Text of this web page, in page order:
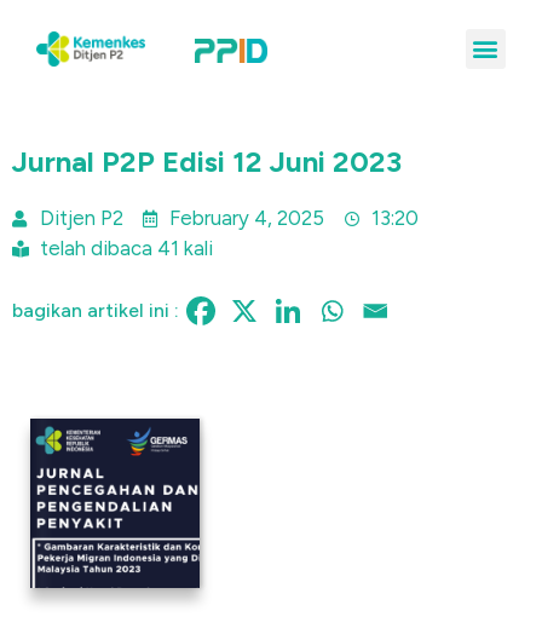
Jurnal P2P Edisi 12 Juni 2023
Ditjen P2 February 4, 2025
13:20
telah dibaca 41 kali
bagikan artikel ini :